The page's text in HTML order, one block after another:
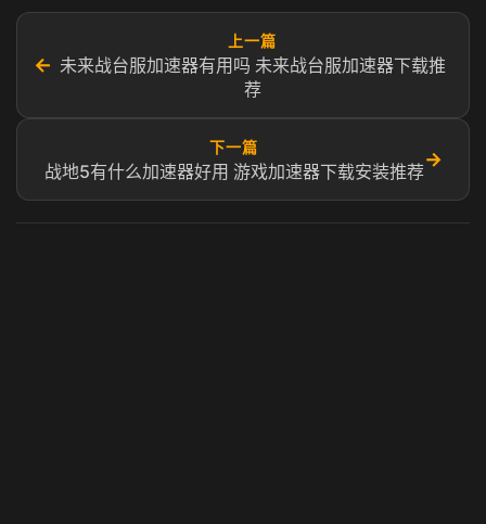
←
上一篇
未来战台服加速器有用吗 未来战台服加速器下载推
荐
下一篇
战地5有什么加速器好用 游戏加速器下载安装推荐
→